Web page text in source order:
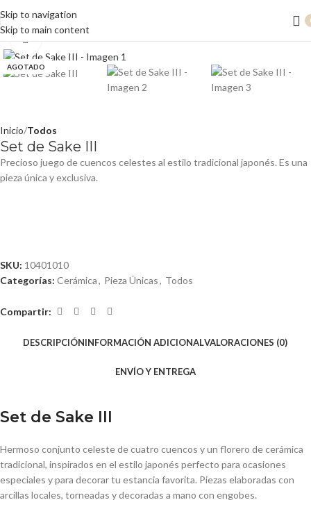
Skip to navigation
Skip to main content
AGOTADO
Clic para ampliar
Inicio Todos
Set de Sake III
Precioso juego de cuencos celestes al estilo tradicional japonés. Es una
pieza única y exclusiva.
SKU: 10401010
Categorías: Cerámica, Pieza Únicas, Todos
Compartir:
DESCRIPCIÓNINFORMACIÓN ADICIONALVALORACIONES (0)
ENVÍO Y ENTREGA
Set de Sake III
Hermoso conjunto celeste de cuatro cuencos y un florero de cerámica
tradicional, inspirados en el estilo japonés perfecto para ocasiones
especiales y para decorar tu estancia favorita. Piezas elaboradas con
arcillas locales, torneadas y decoradas a mano con engobes.